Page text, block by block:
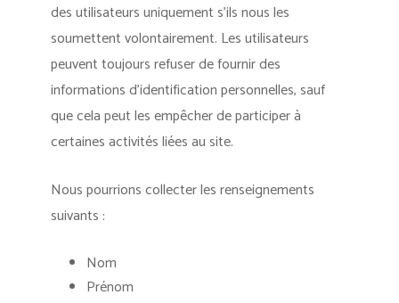
des utilisateurs uniquement s’ils nous les
soumettent volontairement. Les utilisateurs
peuvent toujours refuser de fournir des
informations d’identification personnelles, sauf
que cela peut les empêcher de participer à
certaines activités liées au site.
Nous pourrions collecter les renseignements
suivants :
Nom
Prénom